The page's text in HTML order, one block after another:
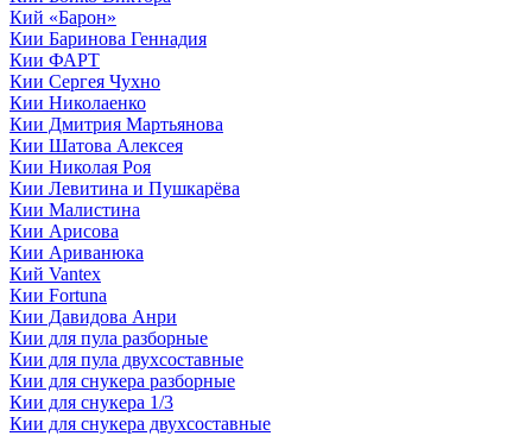
Кий «Барон»
Кии Баринова Геннадия
Кии ФАРТ
Кии Сергея Чухно
Кии Николаенко
Кии Дмитрия Мартьянова
Кии Шатова Алексея
Кии Николая Роя
Кии Левитина и Пушкарёва
Кии Малистина
Кии Арисова
Кии Ариванюка
Кий Vantex
Кии Fortuna
Кии Давидова Анри
Кии для пула разборные
Кии для пула двухсоставные
Кии для снукера разборные
Кии для снукера 1/3
Кии для снукера двухсоставные